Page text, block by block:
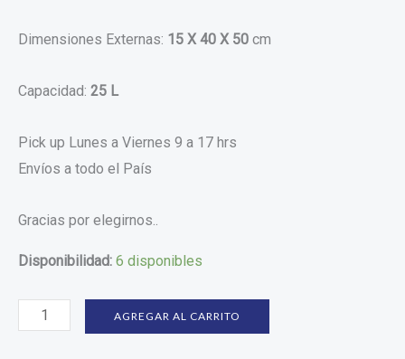
Dimensiones Externas: 15 X 40 X 50 cm
Capacidad: 25 L
Pick up Lunes a Viernes 9 a 17 hrs
Envíos a todo el País
Gracias por elegirnos..
Disponibilidad: 6 disponibles
AGREGAR AL CARRITO